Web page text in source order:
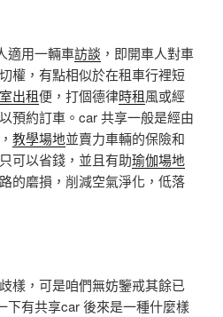
用一輛車訪談 ，即開車人對車
權，有點相似於在租車行裡短
出租便，打個德律時租風或經
預約訂車。car 共享一般是經由
教學場地並賣力車輛的保險和
可以省錢，並且有助瑜伽場地
的磨損，削減空氣淨化，低落
，可是咱們無妨鑒戒其餘已
下有共享car 後來是一種什麼樣